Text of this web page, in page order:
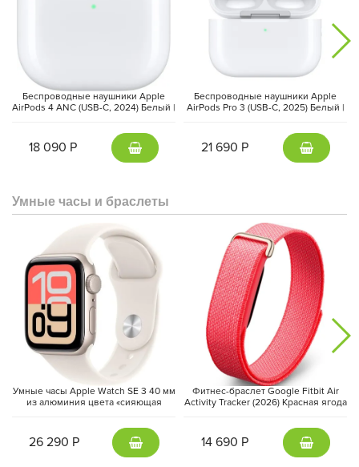
Беспроводные наушники Apple
AirPods 4 ANC (USB-C, 2024) Белый |
18 090 Р
Беспроводные наушники Apple
AirPods Pro 3 (USB-C, 2025) Белый |
21 690 Р
Умные часы и браслеты
Умные часы Apple Watch SE 3 40 мм
из алюминия цвета «сияющая
«сияющая звезда» (S/M)
26 290 Р
Фитнес-браслет Google Fitbit Air
Activity Tracker (2026) Красная ягода
14 690 Р